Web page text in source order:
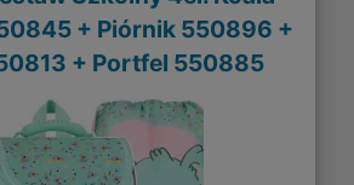
+ Piórnik 550896 +
+ Portfel 550885